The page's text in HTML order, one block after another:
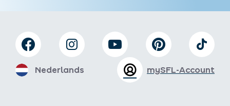
mySFL-Account
Nederlands